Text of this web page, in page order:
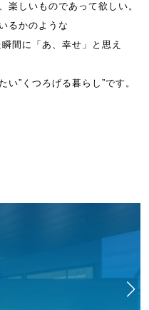
楽しいものであって欲しい。
るかのような
間に「あ、幸せ」と思え
”くつろげる暮らし”です。